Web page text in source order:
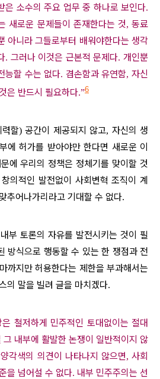
은 소수의 주요 업무 중 하나로 보인다.
새로운 문제들이 존재한다는 것,동료
아니라 그들로부터 배워야한다는 생각
. 그러나 이것은 근본적 문제다.개인뿐
능할 수는 없다. 겸손함과 유연함,자신
은 반드시 필요하다.”6
할) 공간이 제공되지 않고, 자신의 생
에 허가를 받아야만 한다면 새로운 이
에 우리의 정책은 정체기를 맞이할 것
의적인 발전없이 사회변혁 조직이 계
추어나가리라고 기대할 수 없다.
내부 토론의 자유를 발전시키는 것이 필
방식으로 행동할 수 있는 한 쟁점과 전
까지만 허용한다는 제한을 부과해서는
의 말을 빌려 글을 마치겠다.
철저하게 민주적인 토대없이는 절대
그 내부에 활발한 논쟁이 일반적이지 않
각색의 의견이 나타나지 않으면,사회
을 넘어설 수 없다. 내부 민주주의는 선